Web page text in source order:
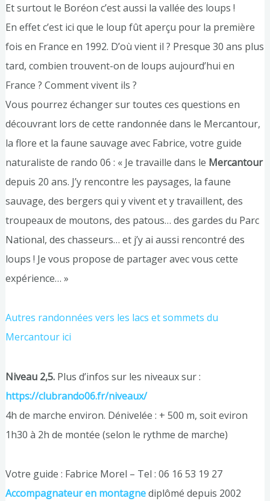
Et surtout le Boréon c’est aussi la vallée des loups !
En effet c’est ici que le loup fût aperçu pour la première
fois en France en 1992. D’où vient il ? Presque 30 ans plus
tard, combien trouvent-on de loups aujourd’hui en
France ? Comment vivent ils ?
Vous pourrez échanger sur toutes ces questions en
découvrant lors de cette randonnée dans le Mercantour,
la flore et la faune sauvage avec Fabrice, votre guide
naturaliste de rando 06 : « Je travaille dans le Mercantour
depuis 20 ans. J’y rencontre les paysages, la faune
sauvage, des bergers qui y vivent et y travaillent, des
troupeaux de moutons, des patous… des gardes du Parc
National, des chasseurs… et j’y ai aussi rencontré des
loups ! Je vous propose de partager avec vous cette
expérience… »
Autres randonnées vers les lacs et sommets du
Mercantour ici
Niveau 2,5.Plus d’infos sur les niveaux sur :
https://clubrando06.fr/niveaux/
4h de marche environ. Dénivelée : + 500 m, soit eviron
1h30 à 2h de montée (selon le rythme de marche)
Votre guide : Fabrice Morel – Tel : 06 16 53 19 27
Accompagnateur en montagnediplômé depuis 2002